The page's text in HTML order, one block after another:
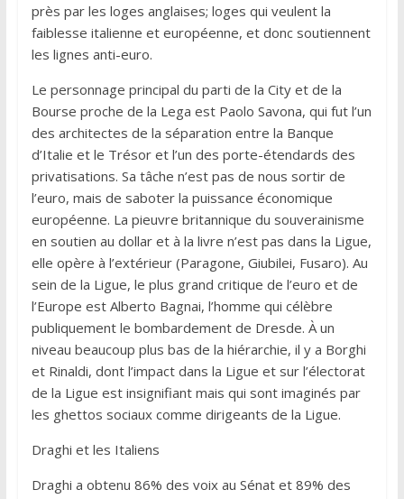
près par les loges anglaises; loges qui veulent la
faiblesse italienne et européenne, et donc soutiennent
les lignes anti-euro.
Le personnage principal du parti de la City et de la
Bourse proche de la Lega est Paolo Savona, qui fut l’un
des architectes de la séparation entre la Banque
d’Italie et le Trésor et l’un des porte-étendards des
privatisations. Sa tâche n’est pas de nous sortir de
l’euro, mais de saboter la puissance économique
européenne. La pieuvre britannique du souverainisme
en soutien au dollar et à la livre n’est pas dans la Ligue,
elle opère à l’extérieur (Paragone, Giubilei, Fusaro). Au
sein de la Ligue, le plus grand critique de l’euro et de
l’Europe est Alberto Bagnai, l’homme qui célèbre
publiquement le bombardement de Dresde. À un
niveau beaucoup plus bas de la hiérarchie, il y a Borghi
et Rinaldi, dont l’impact dans la Ligue et sur l’électorat
de la Ligue est insignifiant mais qui sont imaginés par
les ghettos sociaux comme dirigeants de la Ligue.
Draghi et les Italiens
Draghi a obtenu 86% des voix au Sénat et 89% des